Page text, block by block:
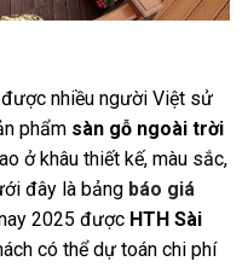
nhiều người Việt sử
phẩm sàn gỗ ngoài trời
ở khâu thiết kế, màu sắc,
đây là bảng báo giá
2025 được HTH Sài
có thể dự toán chi phí